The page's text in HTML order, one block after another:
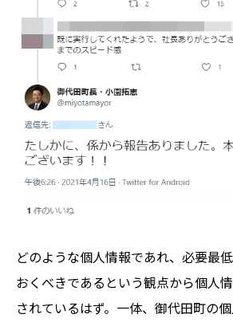
どのような個人情報であれ、必要最
おくべきであるという観点から個人
されているはず。一体、御代田町の